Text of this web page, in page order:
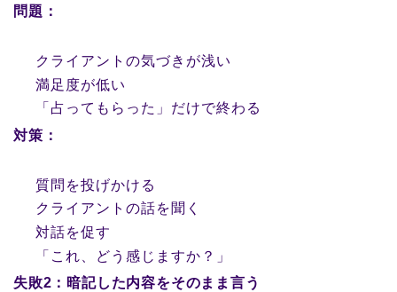
問題：
クライアントの気づきが浅い
満足度が低い
「占ってもらった」だけで終わる
対策：
質問を投げかける
クライアントの話を聞く
対話を促す
「これ、どう感じますか？」
失敗2：暗記した内容をそのまま言う